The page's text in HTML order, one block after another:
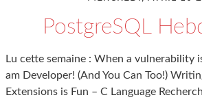
PostgreSQL
Lu cette semaine : When a vulnerability
am Developer! (And You Can Too!)
Extensions is Fun – C Language